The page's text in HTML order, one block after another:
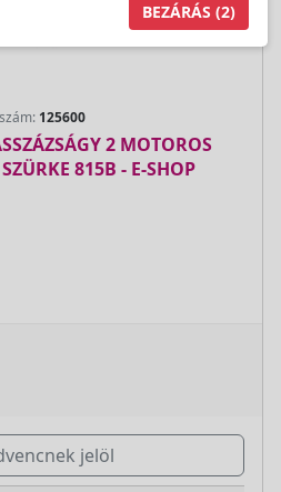
125600
2 MOTOROS
815B - E-SHOP
jelöl
BEZÁRÁS (1)